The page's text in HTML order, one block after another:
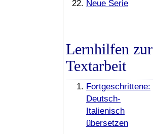
Neue Serie
Lernhilfen zur
Textarbeit
Fortgeschrittene:
Deutsch-
Italienisch
übersetzen